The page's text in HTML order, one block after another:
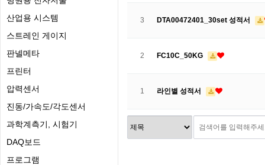
산업용 시스템
스트레인 게이지
판넬메타
프린터
압력센서
진동/가속도/각도센서
과학계측기, 시험기
DAQ보드
프로그램
3 DTA00472401_30set 성적서
2 FC10C_50KG
1 라인별 성적서